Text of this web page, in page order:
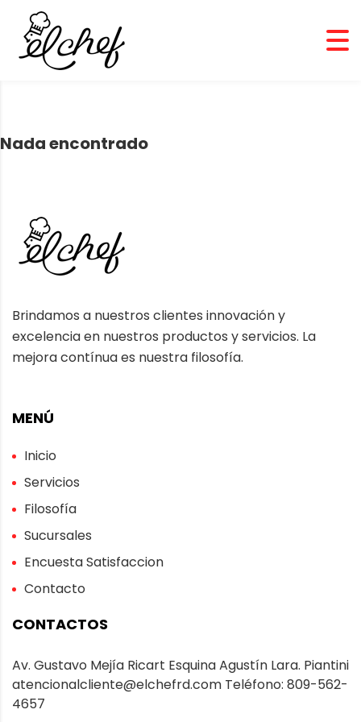
EL CHEF>BUSINESS
Nada encontrado
Brindamos a nuestros clientes innovación y
excelencia en nuestros productos y servicios. La
mejora contínua es nuestra filosofía.
MENÚ
Inicio
Servicios
Filosofía
Sucursales
Encuesta Satisfaccion
Contacto
CONTACTOS
Av. Gustavo Mejía Ricart Esquina Agustín Lara. Piantini
atencionalcliente@elchefrd.com Teléfono: 809-562-
4657